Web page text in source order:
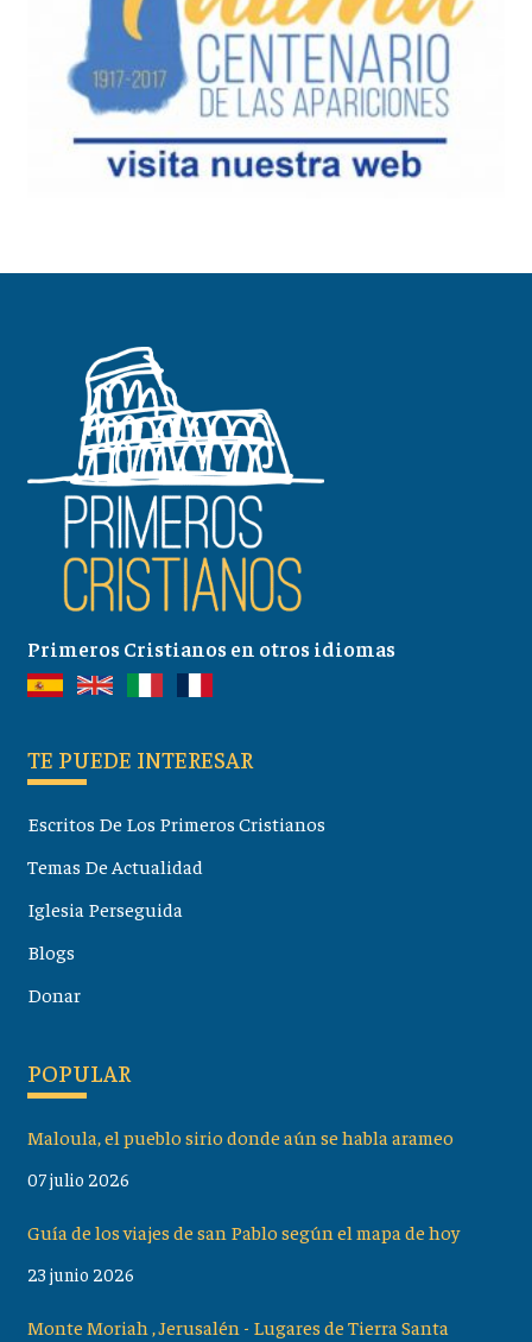
Primeros Cristianos en otros idiomas
TE PUEDE INTERESAR
Escritos De Los Primeros Cristianos
Temas De Actualidad
Iglesia Perseguida
Blogs
Donar
POPULAR
Maloula, el pueblo sirio donde aún se habla arameo
07 julio 2026
Guía de los viajes de san Pablo según el mapa de hoy
23 junio 2026
Monte Moriah , Jerusalén - Lugares de Tierra Santa